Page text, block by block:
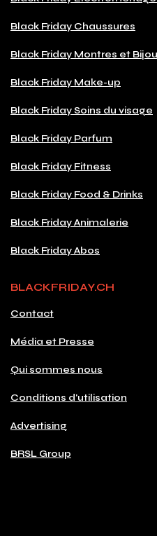
Black Friday Chaussures
Black Friday Montres et
Black Friday Make-up
Black Friday Soins du visage
Black Friday Parfum
Black Friday Fitness
Black Friday Food & Drinks
Black Friday Animalerie
Black Friday Abos
BLACKFRIDAY.CH
Contact
Média et Presse
Qui sommes nous
Conditions d'utilisation
Advertising
BRSL Group